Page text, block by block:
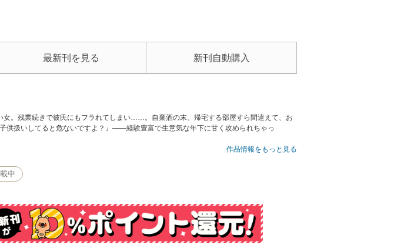
最新刊を見る 新刊自動購入
女。残業続きで彼氏にもフラれてしまい……。自棄酒の末、帰宅する部屋すら間違えて、お
供扱いしてると危ないですよ？』――経験豊富で生意気な年下に甘く攻められちゃっ
作品情報をもっと見る
中